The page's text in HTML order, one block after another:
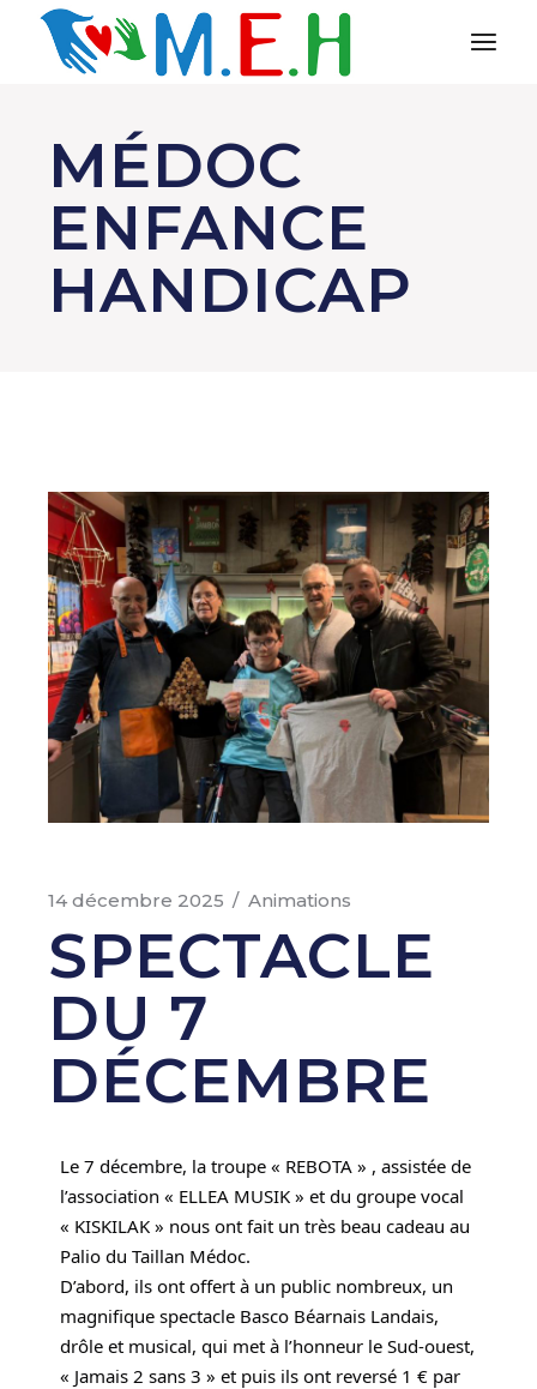
MÉDOC
ENFANCE
HANDICAP
14 décembre 2025 Animations
SPECTACLE
DU 7
DÉCEMBRE
Le 7 décembre, la troupe « REBOTA » , assistée de
l’association « ELLEA MUSIK » et du groupe vocal
« KISKILAK » nous ont fait un très beau cadeau au
Palio du Taillan Médoc.
D’abord, ils ont offert à un public nombreux, un
magnifique spectacle Basco Béarnais Landais,
drôle et musical, qui met à l’honneur le Sud-ouest,
« Jamais 2 sans 3 » et puis ils ont reversé 1 € par